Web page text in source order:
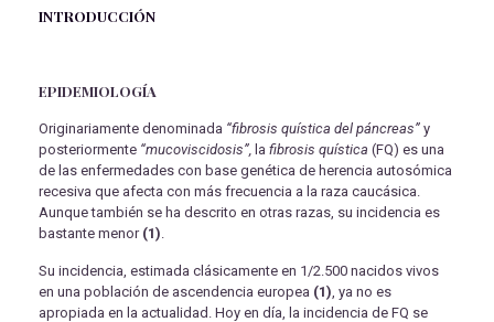
INTRODUCCIÓN
EPIDEMIOLOGÍA
Originariamente denominada “fibrosis quística del páncreas” y
posteriormente “mucoviscidosis”, la fibrosis quística (FQ) es una
de las enfermedades con base genética de herencia autosómica
recesiva que afecta con más frecuencia a la raza caucásica.
Aunque también se ha descrito en otras razas, su incidencia es
bastante menor (1)
Su incidencia, estimada clásicamente en 1/2.500 nacidos vivos
en una población de ascendencia europea (1) , ya no es
apropiada en la actualidad. Hoy en día, la incidencia de FQ se